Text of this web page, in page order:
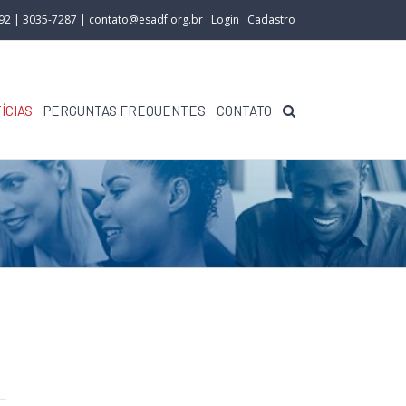
| 3035-7287 | contato@esadf.org.br Login Cadastro
PERGUNTAS FREQUENTES CONTATO